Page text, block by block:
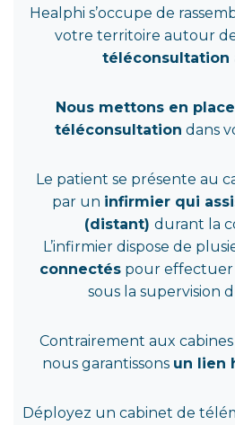
Healphi s’occupe de
votre territoire autour de
téléconsultation
Nous mettons en
téléconsultation dans
Le patient se présente au
par un infirmier qui
(distant) durant la
L’infirmier dispose de
connectéspour effectuer
sous la supervision
Contrairement aux
nous garantissons un lien
Déployez un cabinet de